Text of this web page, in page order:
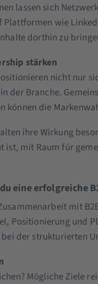
lassen sich
Plattformen wie
dorthin zu
stärken
nicht nur
der Branche.
können die
ihre Wirkung
ist, mit Raum für
eine erfolgreiche
mit
Positionierung und
der strukturierten
Mögliche Ziele